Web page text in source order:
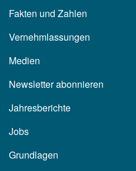
Fakten und Zahlen
Vernehmlassungen
Medien
Newsletter abonnieren
Jahresberichte
Jobs
Grundlagen